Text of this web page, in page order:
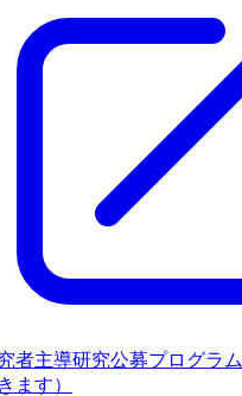
者主導研究公募プログラム
ます）